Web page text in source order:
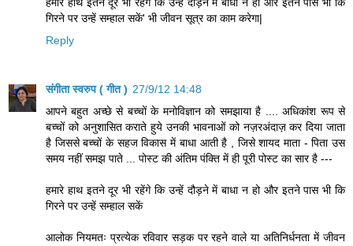
हमारे हाथ इतने दूर भी रहेंगे कि उन्हें दौड़ने में बाधा न हो और इतने पास भी कि
गिरने पर उन्हें सम्हाल सकें' भी जीवन सूत्र का काम करेगा|
Reply
संगीता स्वरुप ( गीत ) 27/9/12 14:48
आपने बहुत अच्छे से बच्चों के मनोविज्ञान को समझाया है .... अधिकांश रूप से
बच्चों को अनुशासित कराते हुये उनकी भावनाओं को नज़रअंदाज़ कर दिया जाता
है जिससे बच्चों के सहज विकास में बाधा आती है , जिसे शायद माता - पिता उस
समय नहीं समझ पाते ... पोस्ट की अंतिम पंक्ति में ही पूरी पोस्ट का सार है ---
हमारे हाथ इतने दूर भी रहेंगे कि उन्हें दौड़ने में बाधा न हो और इतने पास भी कि
गिरने पर उन्हें सम्हाल सकें
आलोक नियमतः प्रत्येक रविवार सड़क पर रहने वाले या अतिनिर्धनता में जीवन